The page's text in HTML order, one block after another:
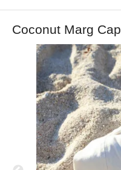
Coconut Marg Cap